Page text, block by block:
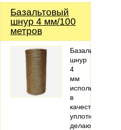
Базальтовый
шнур 4 мм/100
метров
Базальтовый
шнур
4
мм
используется
в
качестве
уплотнителя,
делающий